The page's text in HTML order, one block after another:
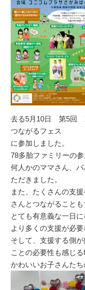
去る5月10日 第5回
つながるフェス
に参加しました。
78多胎ファミリーの参
何人かのママさん、
ただきました。
また、たくさんの支
さんとつながることも
とても有意義な一日に
より多くの支援が必
そして、支援する側
ことの必要性も感じる
かわいいお子さんたち